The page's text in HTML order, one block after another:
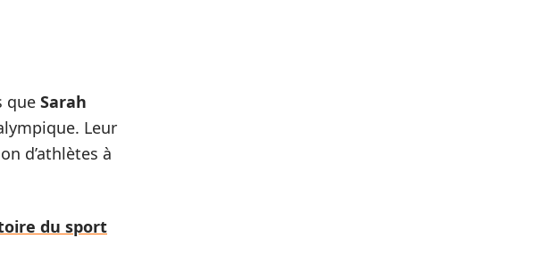
que Sarah
Leur
d’athlètes à
du sport